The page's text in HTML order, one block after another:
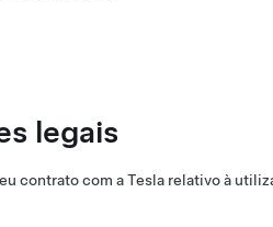
legais
contrato com a Tesla relativo à